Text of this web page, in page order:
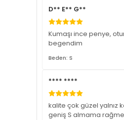
D** E** G**
Kumaşı ince penye,
begendim
Beden: S
**** ****
kalite çok güzel yalnız
geniş S almama